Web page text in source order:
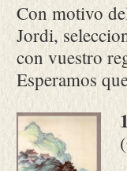
Con motivo
Jordi,
con vuestro
Esperamos